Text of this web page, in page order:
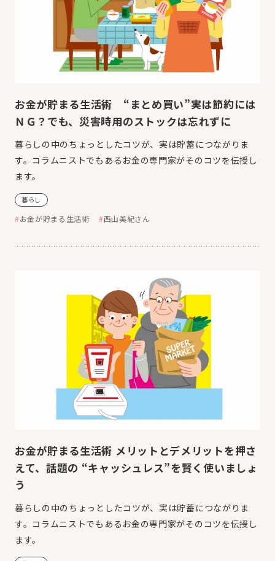
お金が貯まる生活術 “まとめ買い”実は節約には
ＮＧ？でも、災害時用のストックは忘れずに
暮らしの中のちょっとしたコツが、実は貯蓄につながりま
す。コラムニストでもあるお金の専門家がそのコツを伝授し
ます。
暮らし
お金が貯まる生活術 西山美紀さん
お金が貯まる生活術 メリットとデメリットを押さ
えて、話題の “キャッシュレス”を賢く使いましょ
う
暮らしの中のちょっとしたコツが、実は貯蓄につながりま
す。コラムニストでもあるお金の専門家がそのコツを伝授し
ます。